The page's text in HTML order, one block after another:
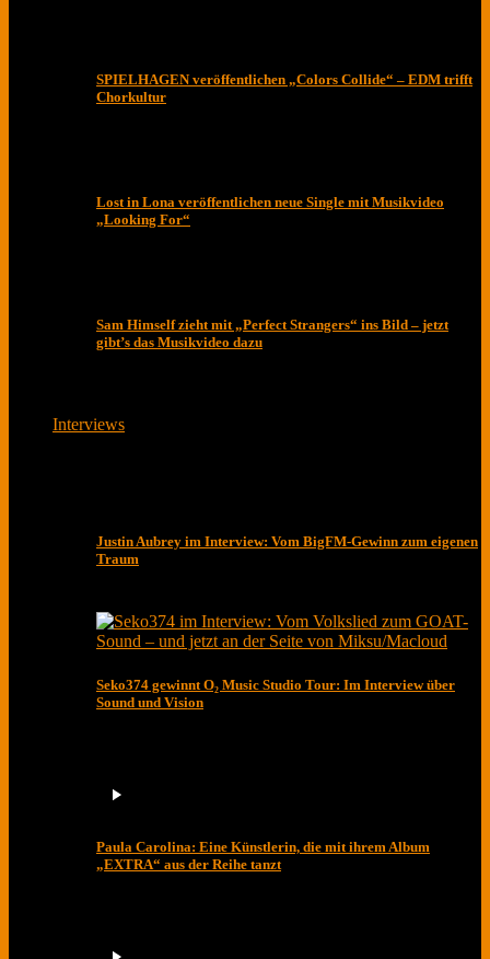
SPIELHAGEN veröffentlichen „Colors Collide“ – EDM trifft
Chorkultur
Lost in Lona veröffentlichen neue Single mit Musikvideo
„Looking For“
Sam Himself zieht mit „Perfect Strangers“ ins Bild – jetzt
gibt’s das Musikvideo dazu
Interviews
Justin Aubrey im Interview: Vom BigFM-Gewinn zum eigenen
Traum
Seko374 gewinnt O₂ Music Studio Tour: Im Interview über
Sound und Vision
Paula Carolina: Eine Künstlerin, die mit ihrem Album
„EXTRA“ aus der Reihe tanzt